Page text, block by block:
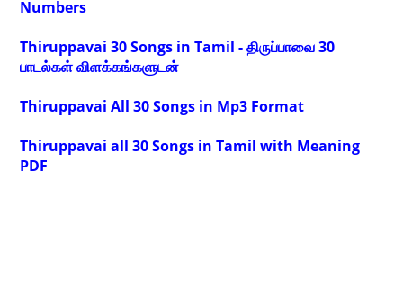
Numbers
Thiruppavai 30 Songs in Tamil - திருப்பாவை 30
பாடல்கள் விளக்கங்களுடன்
Thiruppavai All 30 Songs in Mp3 Format
Thiruppavai all 30 Songs in Tamil with Meaning
PDF